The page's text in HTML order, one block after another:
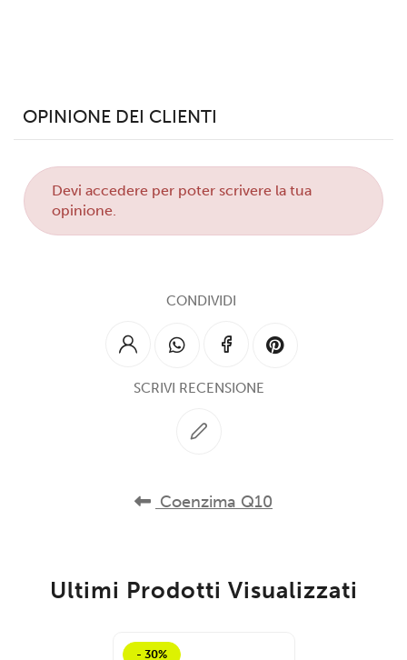
OPINIONE DEI CLIENTI
Deviaccedere per poter scrivere la tua
opinione.
CONDIVIDI
SCRIVI RECENSIONE
Coenzima Q10
Ultimi Prodotti Visualizzati
- 30%